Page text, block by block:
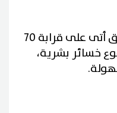
وأوضح المصدر ذاته، بأن الحريق أتى على قرابة 70
خسائر بشرية،